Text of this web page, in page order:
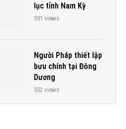
lục tỉnh Nam Kỳ
591 views
Người Pháp thiết lập
bưu chính tại Đông
Dương
552 views